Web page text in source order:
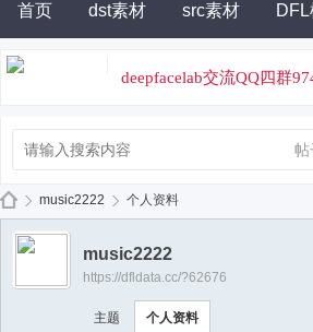
首页 dst素材 src素材
AI角色扮演
deepfacelab交流QQ四群
帖
›
music2222 个人资料
music2222
https://dfldata.cc/?62676
主题 个人资料